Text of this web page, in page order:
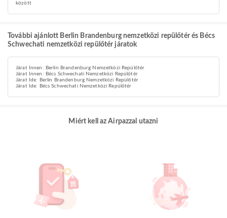
között
További ajánlott Berlin Brandenburg nemzetközi repülőtér és Bécs
Schwechati nemzetközi repülőtér járatok
Járat Innen: Berlin Brandenburg Nemzetközi Repülőtér
Járat Innen: Bécs Schwechati Nemzetközi Repülőtér
Járat Ide: Berlin Brandenburg Nemzetközi Repülőtér
Járat Ide: Bécs Schwechati Nemzetközi Repülőtér
Miért kell az Airpazzal utazni